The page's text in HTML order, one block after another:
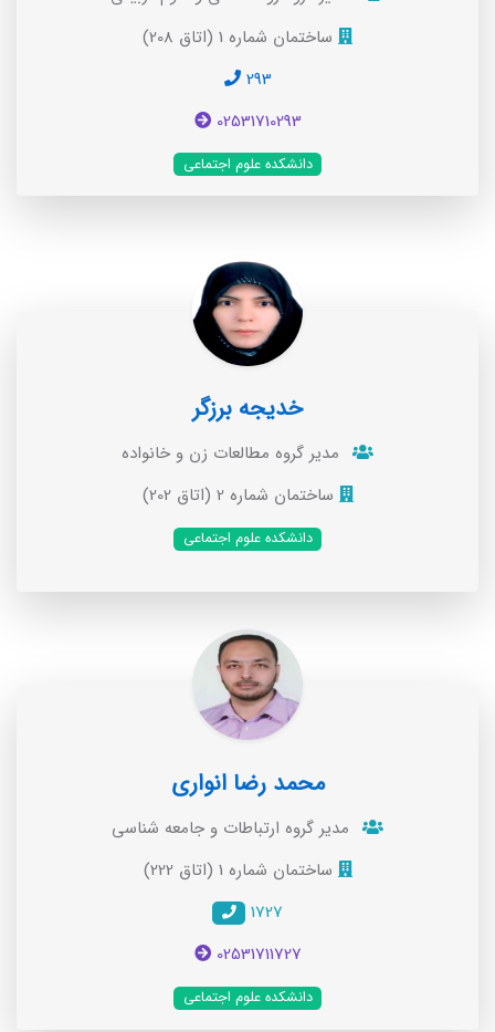
ساختمان شماره 1 (اتاق 208)
293
02531710293
دانشکده علوم اجتماعی
خدیجه برزگر
مدير گروه مطالعات زن و خانواده
ساختمان شماره 2 (اتاق 202)
دانشکده علوم اجتماعی
محمد رضا انواری
مدير گروه ارتباطات و جامعه شناسی
ساختمان شماره 1 (اتاق 222)
1727
02531711727
دانشکده علوم اجتماعی